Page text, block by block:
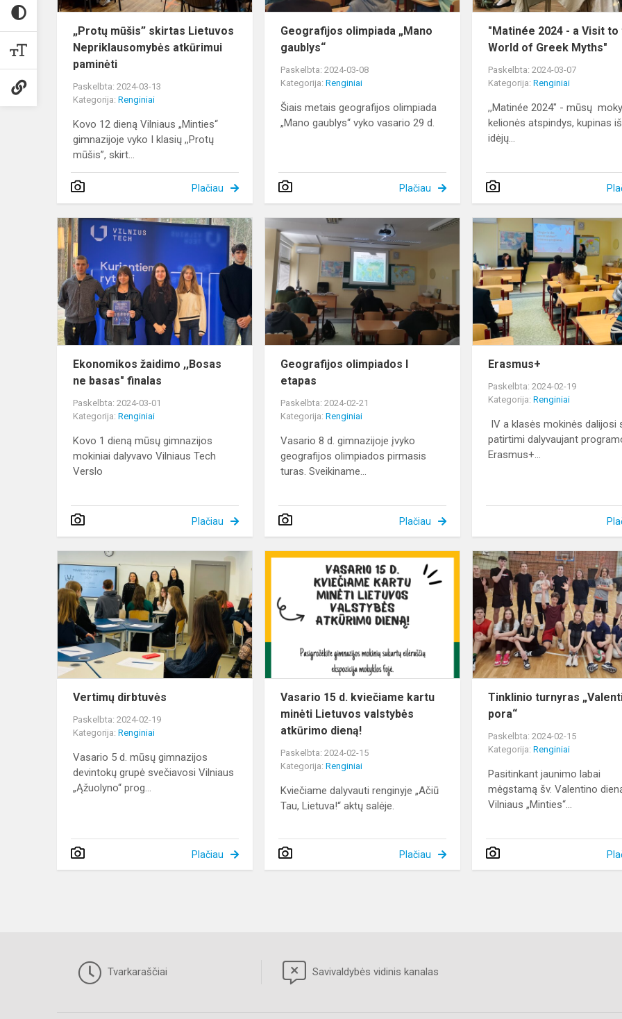
„Protų mūšis” skirtas Lietuvos
Nepriklausomybės atkūrimui
paminėti
Paskelbta: 2024-03-13
Kategorija: Renginiai
Kovo 12 dieną Vilniaus „Minties“
gimnazijoje vyko I klasių ,,Protų
mūšis”, skirt...
Plačiau
Geografijos olimpiada „Mano
gaublys“
Paskelbta: 2024-03-08
Kategorija:Renginiai
Šiais metais geografijos olimpiada
„Mano gaublys“ vyko vasario 29 d.
Plačiau
"Matinée 2024 - a Visit to
World of Greek Myths"
Paskelbta: 2024-03-07
Kategorija:Renginiai
,,Matinée 2024" - mūsų
kelionės atspindys, kupinas
idėjų...
Ekonomikos
žaidimo
,,Bosas
basas"
finalas
Ekonomikos žaidimo ,,Bosas
ne basas" finalas
Paskelbta: 2024-03-01
Kategorija: Renginiai
Kovo 1 dieną mūsų gimnazijos
mokiniai dalyvavo Vilniaus Tech
Verslo
Plačiau
Geografijos
olimpiados
etapas
Geografijos olimpiados I
etapas
Paskelbta: 2024-02-21
Kategorija:Renginiai
Vasario 8 d. gimnazijoje įvyko
geografijos olimpiados pirmasis
turas. Sveikiname...
Plačiau
Erasmus+
Paskelbta: 2024-02-19
Kategorija:Renginiai
IV a klasės mokinės dalijosi
patirtimi dalyvaujant
Erasmus+...
Vertimų
dirbtuvės
Vertimų dirbtuvės
Paskelbta: 2024-02-19
Kategorija: Renginiai
Vasario 5 d. mūsų gimnazijos
devintokų grupė svečiavosi Vilniaus
„Ąžuolyno“ prog...
Plačiau
Vasario
kviečiame
kartu
minėti
Lietuvos
valstybės
Vasario 15 d. kviečiame kartu
minėti Lietuvos valstybės
atkūrimo dieną!
Paskelbta: 2024-02-15
Kategorija:Renginiai
Kviečiame dalyvauti renginyje „Ačiū
Tau, Lietuva!“ aktų salėje.
Plačiau
Tinklinio turnyras
pora“
Paskelbta: 2024-02-15
Kategorija:Renginiai
Pasitinkant jaunimo labai
mėgstamą šv. Valentino
Vilniaus „Minties“...
Tvarkaraščiai Savivaldybės vidinis kanalas